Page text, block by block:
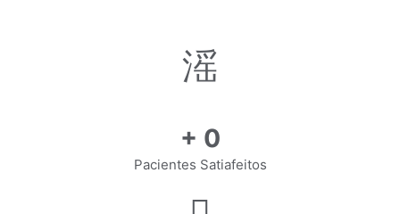
+ 0
Pacientes Satiafeitos